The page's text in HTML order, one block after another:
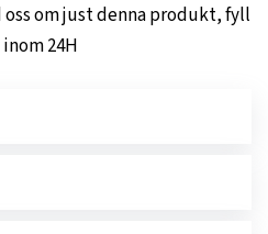
om just denna produkt, fyll
24H